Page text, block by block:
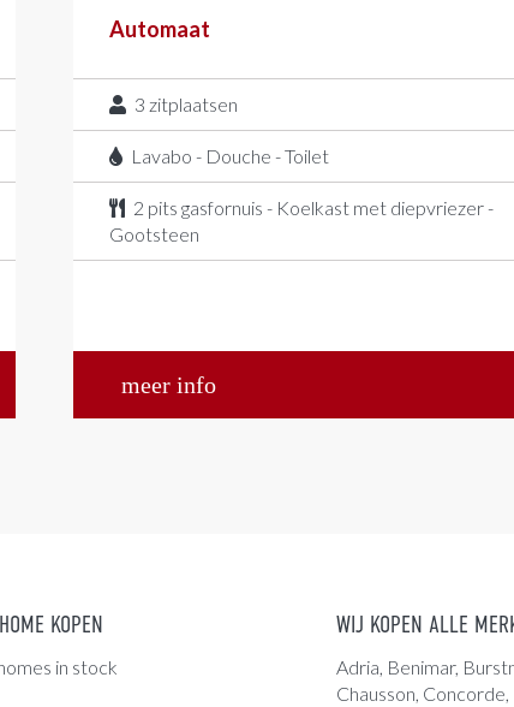
Automaat
3 zitplaatsen
Lavabo - Douche - Toilet
2 pits gasfornuis - Koelkast met diepvriezer -
Gootsteen
meer info
KOPEN
in stock
WIJ KOPEN ALLE
Adria, Benimar,
Chausson, Concorde,